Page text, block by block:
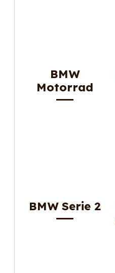
BMW
Motorrad
BMW Serie 2